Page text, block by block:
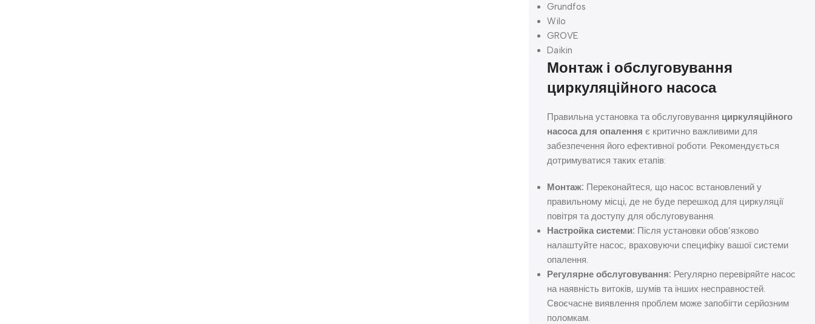
Grundfos
Wilo
GROVE
Daikin
Монтаж і обслуговування
циркуляційного насоса
Правильна установка та обслуговування циркуляційного
насоса для опалення є критично важливими для
забезпечення його ефективної роботи. Рекомендується
дотримуватися таких етапів:
Монтаж: Переконайтеся, що насос встановлений у
правильному місці, де не буде перешкод для циркуляції
повітря та доступу для обслуговування.
Настройка системи: Після установки обов’язково
налаштуйте насос, враховуючи специфіку вашої системи
опалення.
Регулярне обслуговування: Регулярно перевіряйте насос
на наявність витоків, шумів та інших несправностей.
Своєчасне виявлення проблем може запобігти серйозним
поломкам.